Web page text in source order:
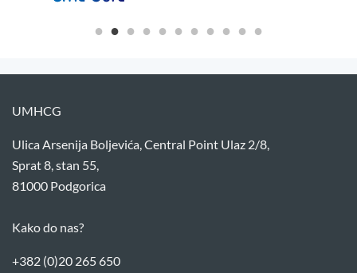
UMHCG
Ulica Arsenija Boljevića, Central Point Ulaz 2/8,
Sprat 8, stan 55,
81000 Podgorica
Kako do nas?
+382 (0)20 265 650